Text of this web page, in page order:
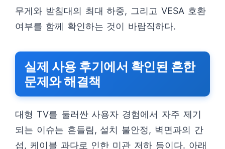
무게와 받침대의 최대 하중, 그리고 VESA 호환
여부를 함께 확인하는 것이 바람직하다.
실제 사용 후기에서 확인된 흔한
문제와 해결책
대형 TV를 둘러싼 사용자 경험에서 자주 제기
되는 이슈는 흔들림, 설치 불안정, 벽면과의 간
섭, 케이블 과다로 인한 미관 저하 등이다. 아래